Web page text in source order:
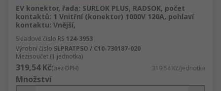
EV konektor, řada: SURLOK PLUS, RADSOK, počet
kontaktů: 1 Vnitřní (konektor) 1000V 120A, pohlaví
kontaktu: Vnější,
Skladové číslo RS 124-3953
Výrobní číslo SLPRATPSO / C10-730187-020
Mezisoučet (1 jednotka)
319,54 Kč(bez DPH) 319,54 Kč/jednotka
Množství